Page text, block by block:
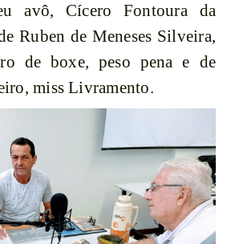
avô, Cícero Fontoura da
Ruben de Meneses Silveira,
de boxe, peso pena e de
miss Livramento.